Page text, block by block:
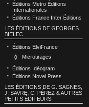
Éditions Metro Éditions
Internationales
Éditions France Inter Éditions
LES ÉDITIONS DE GEORGES
BIELEC
Éditions ElviFrance
Microtirages
Éditions Idéogram
Éditions Novel Press
LES ÉDITIONS DE G. SAGNES,
J. SAVRE, C. PÉREZ & AUTRES
PETITS ÉDITEURS